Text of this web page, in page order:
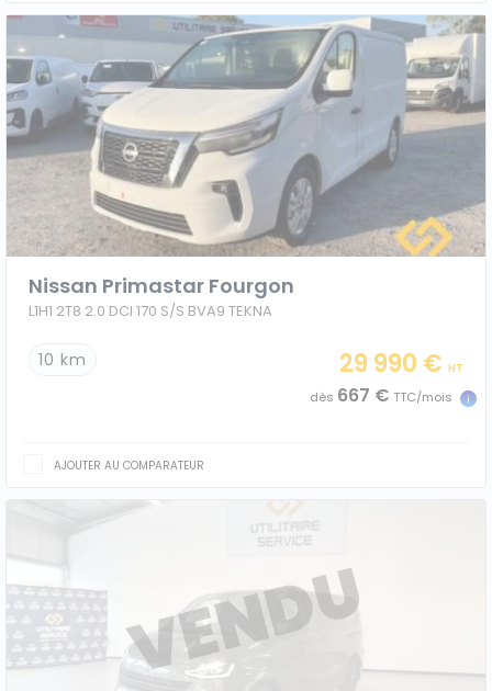
Nissan Primastar Fourgon
L1H1 2T8 2.0 DCI 170 S/S BVA9 TEKNA
10 km 29 990 € HT
dès 667 € TTC/mois
AJOUTER AU COMPARATEUR